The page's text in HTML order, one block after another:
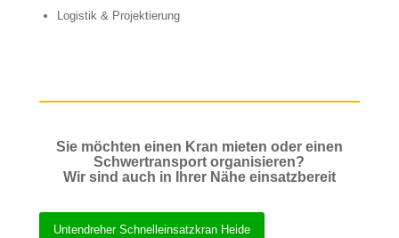
Logistik & Projektierung
Sie möchten einen Kran mieten oder einen
Schwertransport organisieren?
Wir sind auch in Ihrer Nähe einsatzbereit
Untendreher Schnelleinsatzkran Heide